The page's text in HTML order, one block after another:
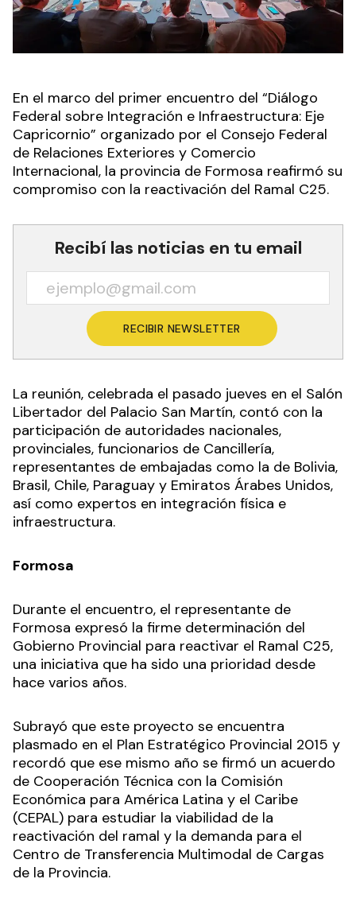
En el marco del primer encuentro del “Diálogo
Federal sobre Integración e Infraestructura: Eje
Capricornio” organizado por el Consejo Federal
de Relaciones Exteriores y Comercio
Internacional, la provincia de Formosa reafirmó su
compromiso con la reactivación del Ramal C25.
Recibí las noticias en tu email
RECIBIR NEWSLETTER
La reunión, celebrada el pasado jueves en el Salón
Libertador del Palacio San Martín, contó con la
participación de autoridades nacionales,
provinciales, funcionarios de Cancillería,
representantes de embajadas como la de Bolivia,
Brasil, Chile, Paraguay y Emiratos Árabes Unidos,
así como expertos en integración física e
infraestructura.
Formosa
Durante el encuentro, el representante de
Formosa expresó la firme determinación del
Gobierno Provincial para reactivar el Ramal C25,
una iniciativa que ha sido una prioridad desde
hace varios años.
Subrayó que este proyecto se encuentra
plasmado en el Plan Estratégico Provincial 2015 y
recordó que ese mismo año se firmó un acuerdo
de Cooperación Técnica con la Comisión
Económica para América Latina y el Caribe
(CEPAL) para estudiar la viabilidad de la
reactivación del ramal y la demanda para el
Centro de Transferencia Multimodal de Cargas
de la Provincia.